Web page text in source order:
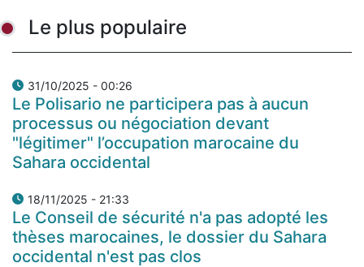
Le plus populaire
31/10/2025 - 00:26
Le Polisario ne participera pas à aucun
processus ou négociation devant
"légitimer" l’occupation marocaine du
Sahara occidental
18/11/2025 - 21:33
Le Conseil de sécurité n'a pas adopté les
thèses marocaines, le dossier du Sahara
occidental n'est pas clos